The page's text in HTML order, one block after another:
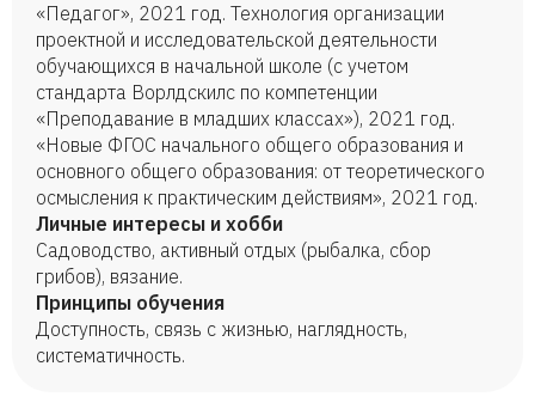
«Педагог», 2021 год. Технология организации
проектной и исследовательской деятельности
обучающихся в начальной школе (с учетом
стандарта Ворлдскилс по компетенции
«Преподавание в младших классах»), 2021 год.
«Новые ФГОС начального общего образования и
основного общего образования: от теоретического
осмысления к практическим действиям», 2021 год.
Личные интересы и хобби
Садоводство, активный отдых (рыбалка, сбор
грибов), вязание.
Принципы обучения
Доступность, связь с жизнью, наглядность,
систематичность.